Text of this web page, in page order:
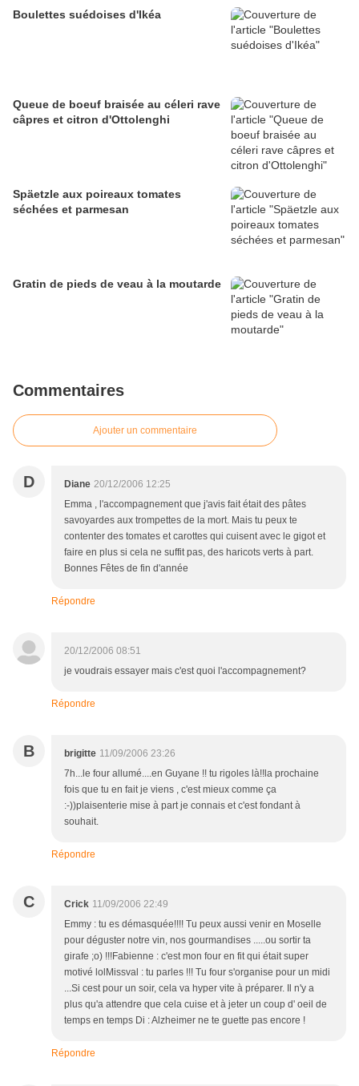
Boulettes suédoises d'Ikéa
Queue de boeuf braisée au céleri rave
câpres et citron d'Ottolenghi
Späetzle aux poireaux tomates
séchées et parmesan
Gratin de pieds de veau à la moutarde
Commentaires
Ajouter un commentaire
D Diane 20/12/2006 12:25
Emma , l'accompagnement que j'avis fait était des pâtes
savoyardes aux trompettes de la mort. Mais tu peux te
contenter des tomates et carottes qui cuisent avec le gigot et
faire en plus si cela ne suffit pas, des haricots verts à part.
Bonnes Fêtes de fin d'année
Répondre
20/12/2006 08:51
je voudrais essayer mais c'est quoi l'accompagnement?
Répondre
B brigitte 11/09/2006 23:26
7h...le four allumé....en Guyane !! tu rigoles là!!la prochaine
fois que tu en fait je viens , c'est mieux comme ça
:-))plaisenterie mise à part je connais et c'est fondant à
souhait.
Répondre
C Crick 11/09/2006 22:49
Emmy : tu es démasquée!!!! Tu peux aussi venir en Moselle
pour déguster notre vin, nos gourmandises .....ou sortir ta
girafe ;o) !!!Fabienne : c'est mon four en fit qui était super
motivé lolMissval : tu parles !!! Tu four s'organise pour un midi
...Si cest pour un soir, cela va hyper vite à préparer. Il n'y a
plus qu'a attendre que cela cuise et à jeter un coup d' oeil de
temps en temps Di : Alzheimer ne te guette pas encore !
Répondre